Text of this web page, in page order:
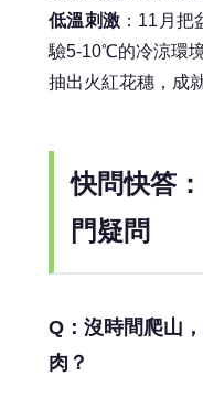
低溫刺激 ：11月
驗5-10℃的冷涼環
抽出火紅花穗，成
快問快答
門疑問
Q：沒時間爬山
肉？